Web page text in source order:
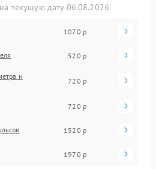
текущую дату 06.08.2026
1070 р
520 р
и
720 р
720 р
1520 р
1970 р